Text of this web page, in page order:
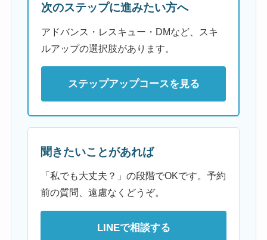
次のステップに進みたい方へ
アドバンス・レスキュー・DMなど、スキ
ルアップの選択肢があります。
ステップアップコースを見る
聞きたいことがあれば
「私でも大丈夫？」の段階でOKです。予約
前の質問、遠慮なくどうぞ。
LINEで相談する